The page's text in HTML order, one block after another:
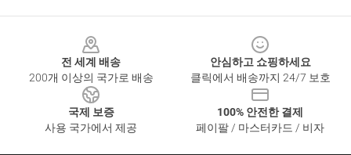
전 세계 배송
200개 이상의 국가로 배송
안심하고 쇼핑하세요
클릭에서 배송까지 24/7 보호
국제 보증
사용 국가에서 제공
100% 안전한 결제
페이팔 / 마스터카드 / 비자